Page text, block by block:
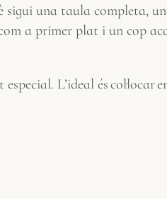
sigui una taula completa,
a primer plat i un cop
L’ideal és col·locar